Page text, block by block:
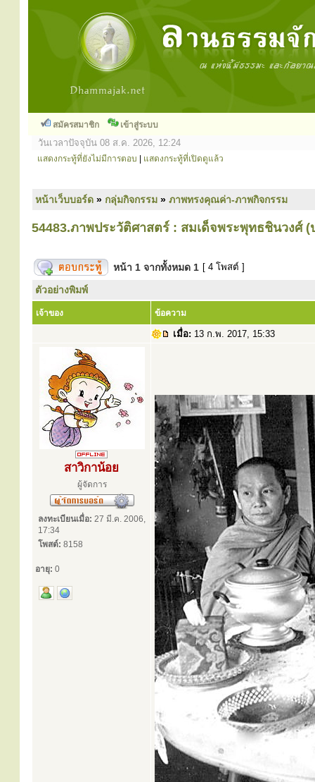
สมัครสมาชิก เข้าสู่ระบบ
วันเวลาปัจจุบัน 08 ส.ค. 2026, 12:24
แสดงกระทู้ที่ยังไม่มีการตอบ แสดงกระทู้ที่เปิดดูแล้ว
หน้าเว็บบอร์ด » กลุ่มกิจกรรม » ภาพทรงคุณค่า-ภาพกิจกรรม
54483.ภาพประวัติศาสตร์ : สมเด็จพระพุทธชินวงศ์ (
หน้า 1 จากทั้งหมด 1 [ 4 โพสต์ ]
ตัวอย่างพิมพ์
เจ้าของ ข้อความ
เมื่อ: 13 ก.พ. 2017, 15:33
สาวิกาน้อย
ผู้จัดการ
ลงทะเบียนเมื่อ: 27 มี.ค. 2006,
17:34
โพสต์: 8158
อายุ: 0